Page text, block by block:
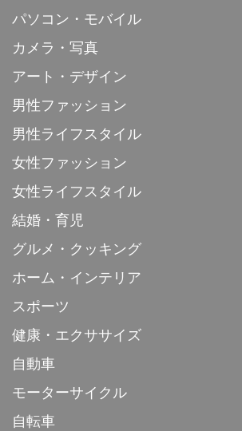
パソコン・モバイル
カメラ・写真
アート・デザイン
男性ファッション
男性ライフスタイル
女性ファッション
女性ライフスタイル
結婚・育児
グルメ・クッキング
ホーム・インテリア
スポーツ
健康・エクササイズ
自動車
モーターサイクル
自転車